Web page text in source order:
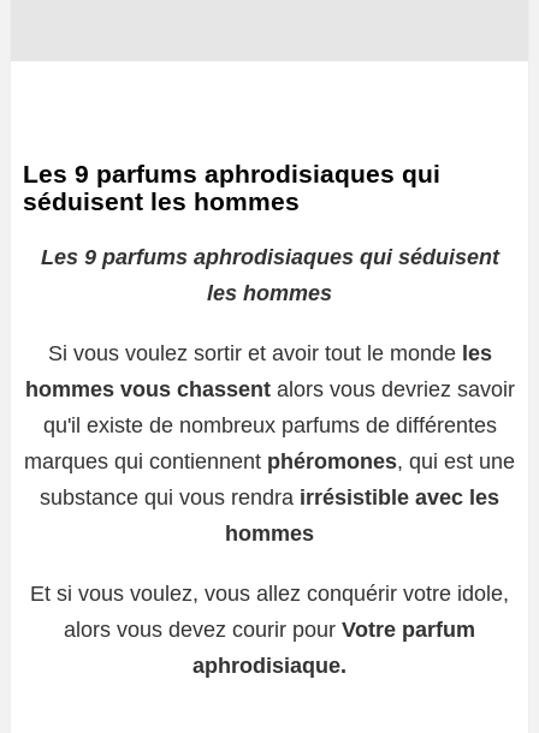
Les 9 parfums aphrodisiaques qui
séduisent les hommes
Les 9 parfums aphrodisiaques qui séduisent
les hommes
Si vous voulez sortir et avoir tout le monde les
hommes vous chassentalors vous devriez savoir
qu'il existe de nombreux parfums de différentes
marques qui contiennent phéromones, qui est une
substance qui vous rendra irrésistible avec les
hommes
Et si vous voulez, vous allez conquérir votre idole,
alors vous devez courir pour Votre parfum
aphrodisiaque.